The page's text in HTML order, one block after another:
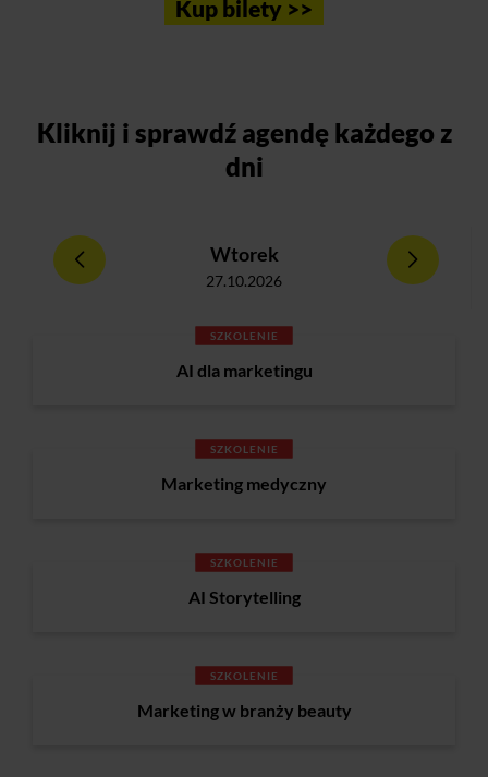
Kup bilety >>
Kliknij i sprawdź agendę każdego z
dni
Wtorek
27.10.2026
SZKOLENIE
AI dla marketingu
SZKOLENIE
Marketing medyczny
SZKOLENIE
AI Storytelling
SZKOLENIE
Marketing w branży beauty